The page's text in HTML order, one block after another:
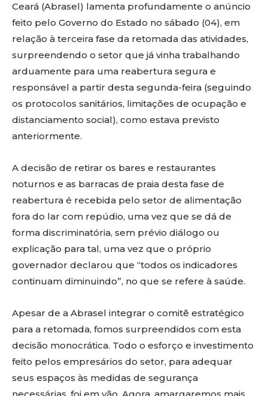
Ceará (Abrasel) lamenta profundamente o anúncio
feito pelo Governo do Estado no sábado (04), em
relação à terceira fase da retomada das atividades,
surpreendendo o setor que já vinha trabalhando
arduamente para uma reabertura segura e
responsável a partir desta segunda-feira (seguindo
os protocolos sanitários, limitações de ocupação e
distanciamento social), como estava previsto
anteriormente.
A decisão de retirar os bares e restaurantes
noturnos e as barracas de praia desta fase de
reabertura é recebida pelo setor de alimentação
fora do lar com repúdio, uma vez que se dá de
forma discriminatória, sem prévio diálogo ou
explicação para tal, uma vez que o próprio
governador declarou que “todos os indicadores
continuam diminuindo”, no que se refere à saúde.
Apesar de a Abrasel integrar o comitê estratégico
para a retomada, fomos surpreendidos com esta
decisão monocrática. Todo o esforço e investimento
feito pelos empresários do setor, para adequar
seus espaços às medidas de segurança